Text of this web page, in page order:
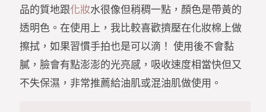
品的質地跟化妝水很像但稍稠一點，顏色是帶黃的
透明色。在使用上，我比較喜歡擠壓在化妝棉上做
擦拭，如果習慣手拍也是可以滴！ 使用後不會黏
膩，臉會有點澎澎的光亮感，吸收速度相當快但又
不失保濕，非常推薦給油肌或混油肌做使用。